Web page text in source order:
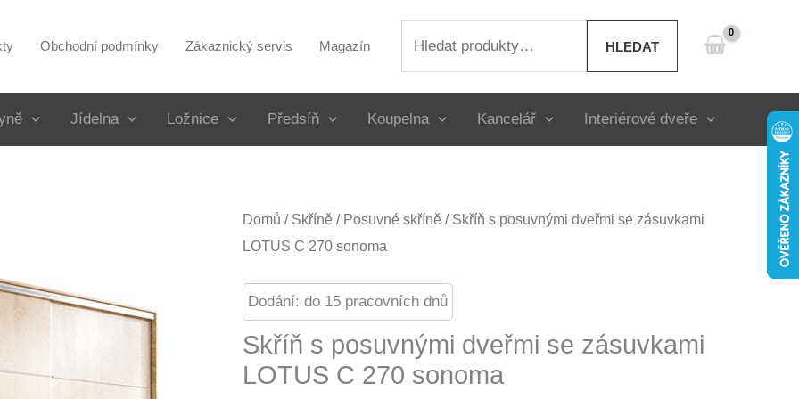
Obchodní podmínky Zákaznický servis Magazín HLEDAT
Jídelna Ložnice Předsíň Koupelna Kancelář Interiérové dveře
Domů / Skříně / Posuvné skříně / Skříň s posuvnými dveřmi se zásuvkami
LOTUS C 270 sonoma
Dodání: do 15 pracovních dnů
Skříň s posuvnými dveřmi se zásuvkami
LOTUS C 270 sonoma